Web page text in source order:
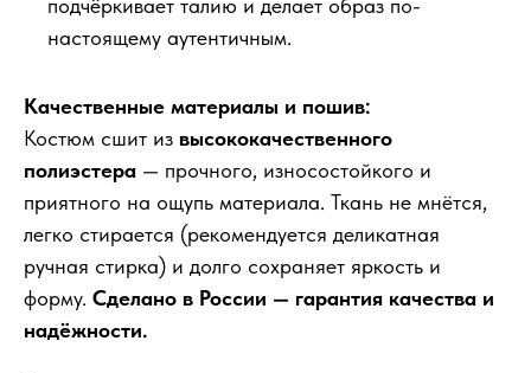
подчёркивает талию и делает образ по-
настоящему аутентичным.
Качественные материалы и пошив:
Костюм сшит из высококачественного
полиэстера — прочного, износостойкого и
приятного на ощупь материала. Ткань не мнётся,
легко стирается (рекомендуется деликатная
ручная стирка) и долго сохраняет яркость и
форму. Сделано в России — гарантия качества и
надёжности.